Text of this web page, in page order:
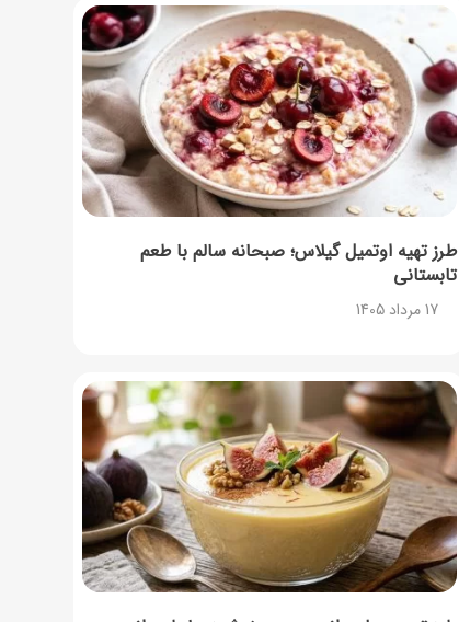
طرز تهیه اوتمیل گیلاس؛ صبحانه سالم با طعم
تابستانی
17 مرداد 1405